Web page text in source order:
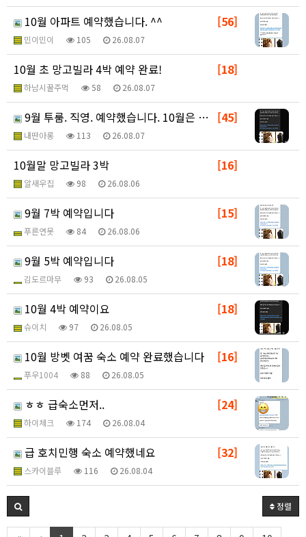
[56]
10월 아파트 예약했습니다. ^^
민이민이 105 26.08.07
[18]
10월 초 망고빌라 4박 예약 완료!
하남시꿀주먹 58 26.08.07
[45]
9월 투룸. 직영. 예약했습니다. 10월은 8월방벳후
내딴아롱 113 26.08.07
[16]
10월말 망고빌라 3박
알새우칩 98 26.08.06
[15]
9월 7박 예약입니다
푸른연못 84 26.08.06
[18]
9월 5박 예약입니다
김도르마무 93 26.08.05
[18]
10월 4박 예약이요
슈이치 97 26.08.05
[16]
10월 방벳 여꿈 숙소 예약 완료했습니다
푸우1004 88 26.08.05
[24]
ㅎㅎ 급숙소먼저..
하이체크 174 26.08.04
[32]
급 호치민행 숙소 예약했네요
스카이블루 116 26.08.04
정렬